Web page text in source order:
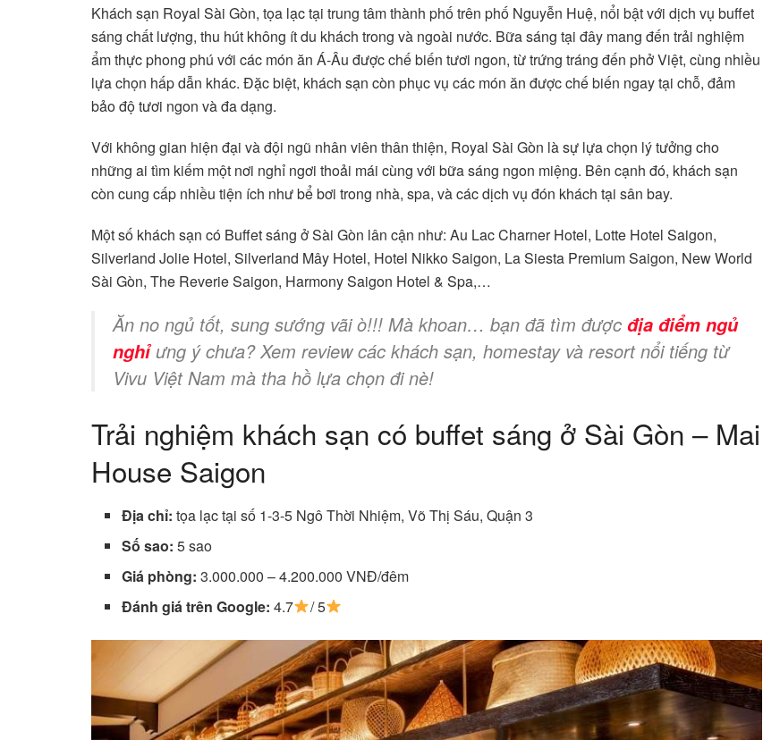
Khách sạn Royal Sài Gòn, tọa lạc tại trung tâm thành phố trên phố Nguyễn Huệ, nổi bật với dịch vụ buffet
sáng chất lượng, thu hút không ít du khách trong và ngoài nước. Bữa sáng tại đây mang đến trải nghiệm
ẩm thực phong phú với các món ăn Á-Âu được chế biến tươi ngon, từ trứng tráng đến phở Việt, cùng nhiều
lựa chọn hấp dẫn khác. Đặc biệt, khách sạn còn phục vụ các món ăn được chế biến ngay tại chỗ, đảm
bảo độ tươi ngon và đa dạng.
Với không gian hiện đại và đội ngũ nhân viên thân thiện, Royal Sài Gòn là sự lựa chọn lý tưởng cho
những ai tìm kiếm một nơi nghỉ ngơi thoải mái cùng với bữa sáng ngon miệng. Bên cạnh đó, khách sạn
còn cung cấp nhiều tiện ích như bể bơi trong nhà, spa, và các dịch vụ đón khách tại sân bay.
Một số khách sạn có Buffet sáng ở Sài Gòn lân cận như: Au Lac Charner Hotel, Lotte Hotel Saigon,
Silverland Jolie Hotel, Silverland Mây Hotel, Hotel Nikko Saigon, La Siesta Premium Saigon, New World
Sài Gòn, The Reverie Saigon, Harmony Saigon Hotel & Spa,…
Ăn no ngủ tốt, sung sướng vãi ò!!! Mà khoan… bạn đã tìm được địa điểm ngủ
nghỉưng ý chưa? Xem review các khách sạn, homestay và resort nổi tiếng từ
Vivu Việt Nam mà tha hồ lựa chọn đi nè!
Trải nghiệm khách sạn có buffet sáng ở Sài Gòn – Mai
House Saigon
Địa chỉ:tọa lạc tại số 1-3-5 Ngô Thời Nhiệm, Võ Thị Sáu, Quận 3
Số sao:5 sao
Giá phòng:3.000.000 – 4.200.000 VNĐ/đêm
Đánh giá trên Google: 4.7 / 5